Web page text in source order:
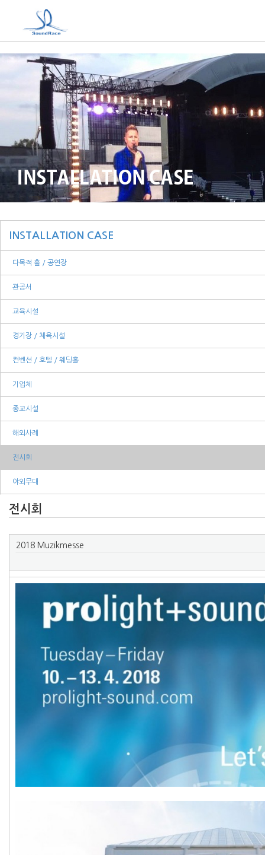
INSTALLATION CASE
다목적 홀 / 공연장
관공서
교육시설
경기장 / 체육시설
컨벤션 / 호텔 / 웨딩홀
기업체
종교시설
해외사례
전시회
야외무대
전시회
2018 Muzikmesse